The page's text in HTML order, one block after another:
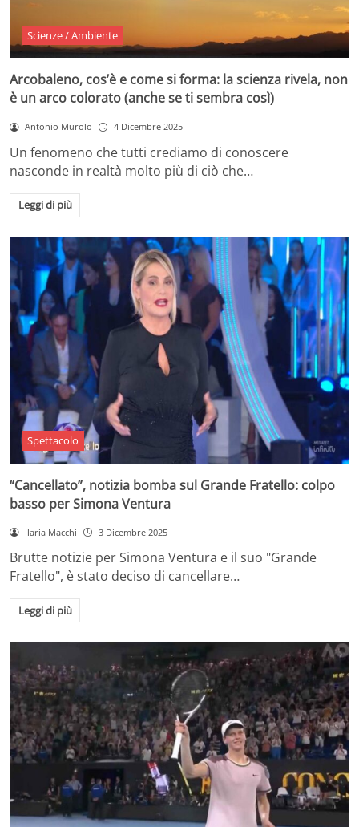
Scienze / Ambiente
Arcobaleno, cos’è e come si forma: la scienza rivela, non
è un arco colorato (anche se ti sembra così)
Antonio Murolo 4 Dicembre 2025
Un fenomeno che tutti crediamo di conoscere
nasconde in realtà molto più di ciò che…
Leggi di più
Spettacolo
“Cancellato”, notizia bomba sul Grande Fratello: colpo
basso per Simona Ventura
Ilaria Macchi 3 Dicembre 2025
Brutte notizie per Simona Ventura e il suo "Grande
Fratello", è stato deciso di cancellare…
Leggi di più